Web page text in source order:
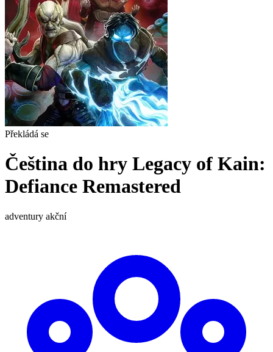
Překládá se
Čeština do hry Legacy of Kain:
Defiance Remastered
adventury akční